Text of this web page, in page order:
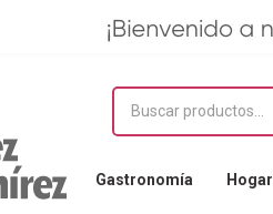
Gastronomía Hogar